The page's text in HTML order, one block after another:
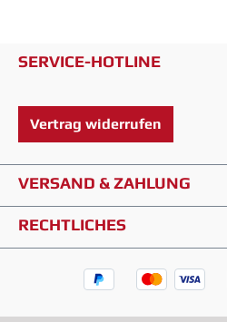
SERVICE-HOTLINE
Vertrag widerrufen
VERSAND & ZAHLUNG
RECHTLICHES